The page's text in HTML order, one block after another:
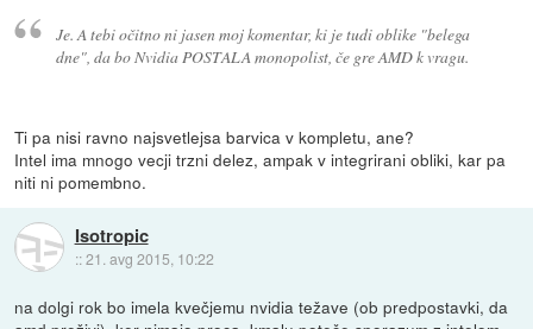
Je. A tebi očitno ni jasen moj komentar, ki je tudi oblike "belega
dne", da bo Nvidia POSTALA monopolist, če gre AMD k vragu.
Ti pa nisi ravno najsvetlejsa barvica v kompletu, ane?
Intel ima mnogo vecji trzni delez, ampak v integrirani obliki, kar pa
niti ni pomembno.
Isotropic
::21. avg 2015, 10:22
na dolgi rok bo imela kvečjemu nvidia težave (ob predpostavki, da